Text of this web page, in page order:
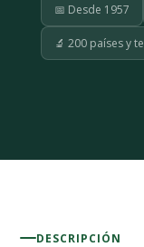
📅 Desde 1957
🔬 200 países y
DESCRIPCIÓN